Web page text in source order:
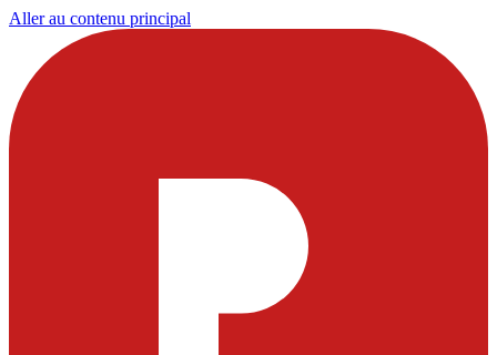
Aller au contenu principal